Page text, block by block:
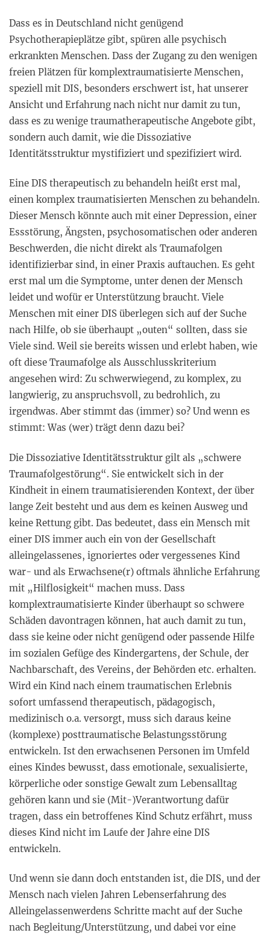
Dass es in Deutschland nicht genügend
Psychotherapieplätze gibt, spüren alle psychisch
erkrankten Menschen. Dass der Zugang zu den wenigen
freien Plätzen für komplextraumatisierte Menschen,
speziell mit DIS, besonders erschwert ist, hat unserer
Ansicht und Erfahrung nach nicht nur damit zu tun,
dass es zu wenige traumatherapeutische Angebote gibt,
sondern auch damit, wie die Dissoziative
Identitätsstruktur mystifiziert und spezifiziert wird.
Eine DIS therapeutisch zu behandeln heißt erst mal,
einen komplex traumatisierten Menschen zu behandeln.
Dieser Mensch könnte auch mit einer Depression, einer
Essstörung, Ängsten, psychosomatischen oder anderen
Beschwerden, die nicht direkt als Traumafolgen
identifizierbar sind, in einer Praxis auftauchen. Es geht
erst mal um die Symptome, unter denen der Mensch
leidet und wofür er Unterstützung braucht. Viele
Menschen mit einer DIS überlegen sich auf der Suche
nach Hilfe, ob sie überhaupt „outen“ sollten, dass sie
Viele sind. Weil sie bereits wissen und erlebt haben, wie
oft diese Traumafolge als Ausschlusskriterium
angesehen wird: Zu schwerwiegend, zu komplex, zu
langwierig, zu anspruchsvoll, zu bedrohlich, zu
irgendwas. Aber stimmt das (immer) so? Und wenn es
stimmt: Was (wer) trägt denn dazu bei?
Die Dissoziative Identitätsstruktur gilt als „schwere
Traumafolgestörung“. Sie entwickelt sich in der
Kindheit in einem traumatisierenden Kontext, der über
lange Zeit besteht und aus dem es keinen Ausweg und
keine Rettung gibt. Das bedeutet, dass ein Mensch mit
einer DIS immer auch ein von der Gesellschaft
alleingelassenes, ignoriertes oder vergessenes Kind
war- und als Erwachsene(r) oftmals ähnliche Erfahrung
mit „Hilflosigkeit“ machen muss. Dass
komplextraumatisierte Kinder überhaupt so schwere
Schäden davontragen können, hat auch damit zu tun,
dass sie keine oder nicht genügend oder passende Hilfe
im sozialen Gefüge des Kindergartens, der Schule, der
Nachbarschaft, des Vereins, der Behörden etc. erhalten.
Wird ein Kind nach einem traumatischen Erlebnis
sofort umfassend therapeutisch, pädagogisch,
medizinisch o.a. versorgt, muss sich daraus keine
(komplexe) posttraumatische Belastungsstörung
entwickeln. Ist den erwachsenen Personen im Umfeld
eines Kindes bewusst, dass emotionale, sexualisierte,
körperliche oder sonstige Gewalt zum Lebensalltag
gehören kann und sie (Mit-)Verantwortung dafür
tragen, dass ein betroffenes Kind Schutz erfährt, muss
dieses Kind nicht im Laufe der Jahre eine DIS
entwickeln.
Und wenn sie dann doch entstanden ist, die DIS, und der
Mensch nach vielen Jahren Lebenserfahrung des
Alleingelassenwerdens Schritte macht auf der Suche
nach Begleitung/Unterstützung, und dabei vor eine